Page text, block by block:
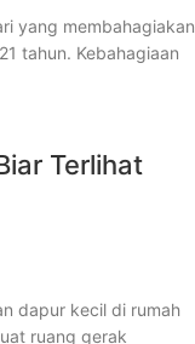
yang membahagiakan
tahun. Kebahagiaan
Terlihat
dapur kecil di rumah
ruang gerak